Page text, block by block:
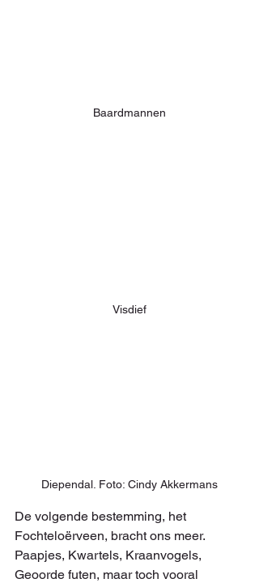
Baardmannen
Visdief
Diependal. Foto: Cindy Akkermans
De volgende bestemming, het
Fochteloërveen, bracht ons meer.
Paapjes, Kwartels, Kraanvogels,
Geoorde futen, maar toch vooral